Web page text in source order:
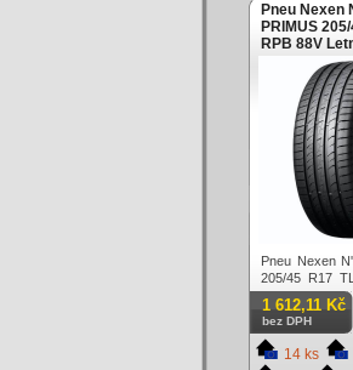
Pneu Nexen
PRIMUS
RPB 88V
Pneu Nexen
205/45 R17
Letní
1 612,11 Kč
bez DPH
14 ks